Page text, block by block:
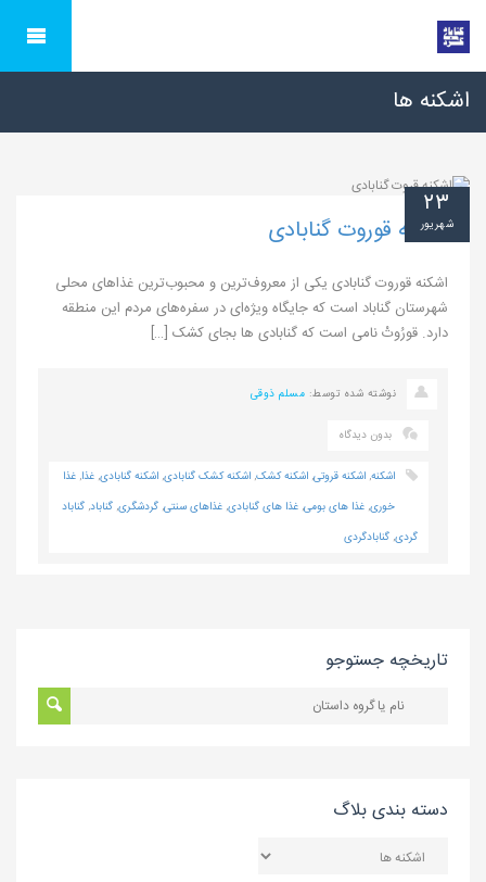
اشکنه ها
اشکنه قوروت گنابادی
اشکنه قوروت گنابادی یکی از معروف‌ترین و محبوب‌ترین غذاهای محلی
شهرستان گناباد است که جایگاه ویژه‌ای در سفره‌های مردم این منطقه
دارد. قورُوتْ نامی است که گنابادی ها بجای کشک […]
۲۳
شهریور
نوشته شده توسط: مسلم ذوقی
بدون دیدگاه
اشکنه, اشکنه قروتی, اشکنه کشک, اشکنه کشک گنابادی, اشکنه گنابادی, غذا, غذا
خوری, غذا های بومی, غذا های گنابادی, غذاهای سنتی, گردشگری, گناباد, گناباد
گردی, گنابادگردی
تاریخچه جستوجو
دسته بندی بلاگ